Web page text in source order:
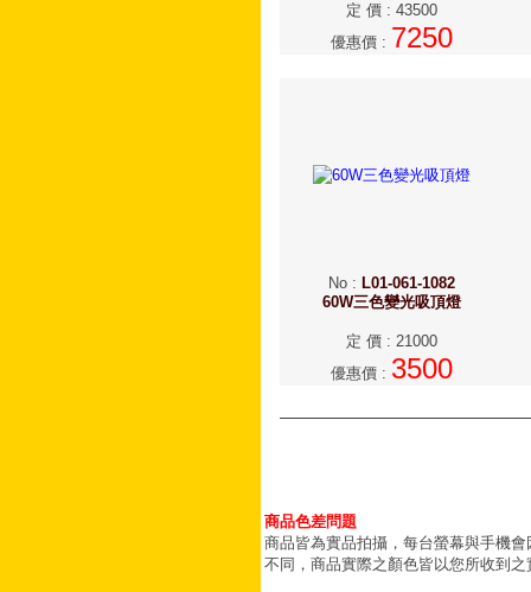
定 價: 43500
優惠價: 7250
No: L01-061-1082
60W三色變光吸頂燈
定 價: 21000
優惠價: 3500
商品色差問題
商品皆為實品拍攝，每台螢幕與手機
不同，商品實際之顏色皆以您所收到之